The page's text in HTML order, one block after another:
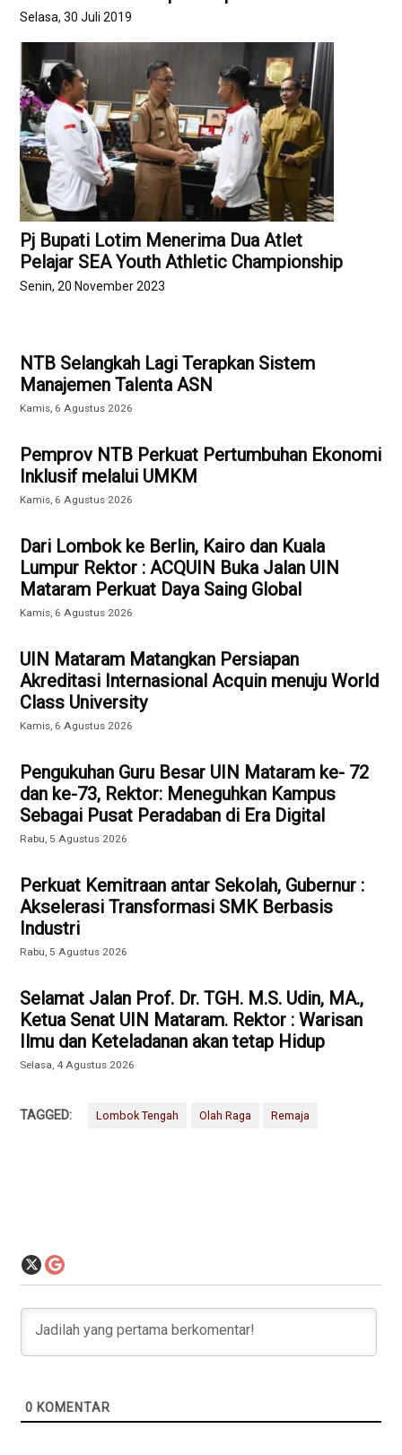
Selasa, 30 Juli 2019
Pj Bupati Lotim Menerima Dua Atlet
Pelajar SEA Youth Athletic Championship
Senin, 20 November 2023
NTB Selangkah Lagi Terapkan Sistem
Manajemen Talenta ASN
Kamis, 6 Agustus 2026
Pemprov NTB Perkuat Pertumbuhan Ekonomi
Inklusif melalui UMKM
Kamis, 6 Agustus 2026
Dari Lombok ke Berlin, Kairo dan Kuala
Lumpur Rektor : ACQUIN Buka Jalan UIN
Mataram Perkuat Daya Saing Global
Kamis, 6 Agustus 2026
UIN Mataram Matangkan Persiapan
Akreditasi Internasional Acquin menuju World
Class University
Kamis, 6 Agustus 2026
Pengukuhan Guru Besar UIN Mataram ke- 72
dan ke-73, Rektor: Meneguhkan Kampus
Sebagai Pusat Peradaban di Era Digital
Rabu, 5 Agustus 2026
Perkuat Kemitraan antar Sekolah, Gubernur :
Akselerasi Transformasi SMK Berbasis
Industri
Rabu, 5 Agustus 2026
Selamat Jalan Prof. Dr. TGH. M.S. Udin, MA.,
Ketua Senat UIN Mataram. Rektor : Warisan
Ilmu dan Keteladanan akan tetap Hidup
Selasa, 4 Agustus 2026
TAGGED: Lombok Tengah Olah Raga Remaja
0 KOMENTAR